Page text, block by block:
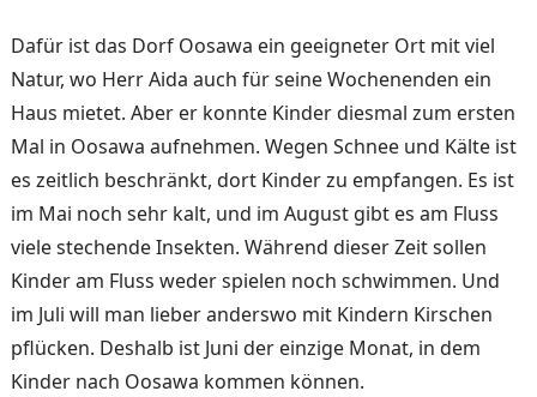
Dafür ist das Dorf Oosawa ein geeigneter Ort mit viel
Natur, wo Herr Aida auch für seine Wochenenden ein
Haus mie­tet. Aber er konnte Kinder diesmal zum ersten
Mal in Oosawa aufnehmen. Wegen Schnee und Kälte ist
es zeit­lich beschränkt, dort Kinder zu empfangen. Es ist
im Mai noch sehr kalt, und im August gibt es am Fluss
viele ste­chende Insekten. Während dieser Zeit sollen
Kinder am Fluss weder spielen noch schwimmen. Und
im Juli will man lieber anderswo mit Kin­dern Kirschen
pflücken. Des­halb ist Juni der einzige Mo­nat, in dem
Kinder nach Oosawa kommen können.